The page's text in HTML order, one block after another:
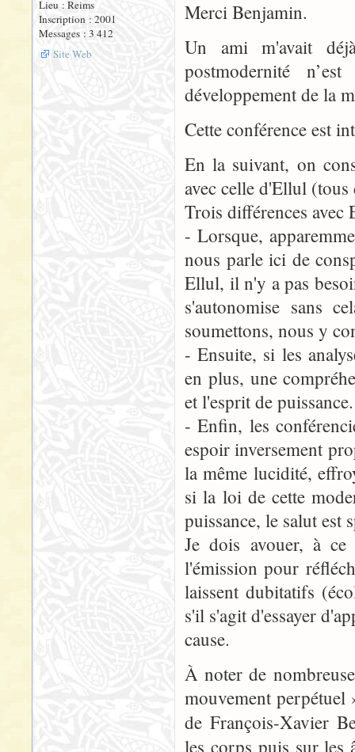
Lieu : Reims
Inscription : 2001
Messages : 3 412
Site Web
Merci Benjamin.
Un ami m'avait
postmodernité
développement de la
Cette conférence est
En la suivant, on
avec celle d'Ellul
Trois différences avec
- Lorsque,
nous parle ici de
Ellul, il n'y a pas
s'autonomise sans
soumettons, nous y
- Ensuite, si les
en plus, une
et l'esprit de puissance.
- Enfin, les
espoir inversement
la même lucidité,
si la loi de cette
puissance, le salut
Je dois avouer, à
l'émission pour
laissent dubitatifs
s'il s'agit d'essayer
cause.
À noter de
mouvement perpétuel
de François-Xavier
les corps puis sur les